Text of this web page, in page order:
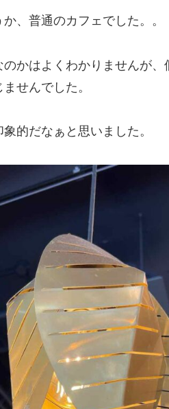
、普通のカフェでした。。
かはよくわかりませんが
せんでした。
的だなぁと思いました。